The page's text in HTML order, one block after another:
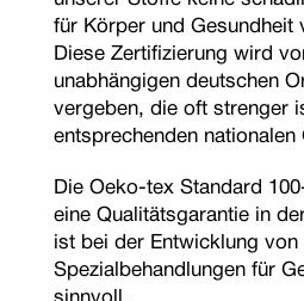
für Körper und Gesundheit
Diese Zertifizierung wird
unabhängigen deutschen
vergeben, die oft strenger
entsprechenden nationalen
Die Oeko-tex Standard
eine Qualitätsgarantie in
ist bei der Entwicklung von
Spezialbehandlungen für